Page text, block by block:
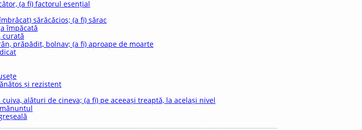
(a fi) factorul esențial
sărăcăcios; (a fi) sărac
împăcată
curată
prăpădit, bolnav; (a fi) aproape de moarte
și rezistent
alături de cineva; (a fi) pe aceeași treaptă, la același nivel